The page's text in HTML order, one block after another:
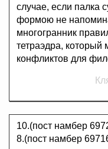
случае, если палка
формою не
многогранник
тетраэдра, который
конфликтов для
10.(пост намбер
8.(пост намбер